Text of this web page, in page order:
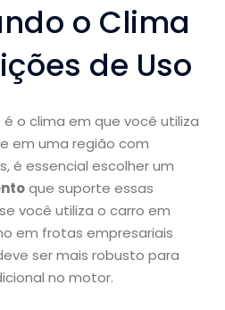
o Clima
de Uso
o clima em que você utiliza
em uma região com
é essencial escolher um
que suporte essas
você utiliza o carro em
em frotas empresariais
ser mais robusto para
no motor.